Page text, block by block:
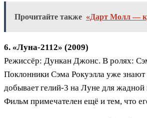
Прочитайте также «Дарт Молл —
6. «Луна-2112» (2009)
Режиссёр: Дункан Джонс. В ролях:
Поклонники Сэма Рокуэлла уже
добывает гелий-3 на Луне для жадной
Фильм примечателен ещё и тем, что